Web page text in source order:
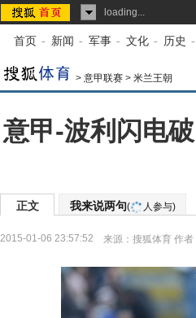
loading...
首页 - 新闻 - 军事 - 文化 - 历史 -
> 意甲联赛 > 米兰王朝
意甲-波利闪电
正文 我来说两句( 人参与)
2015-01-06 23:57:52 来源： 搜狐体育 作者